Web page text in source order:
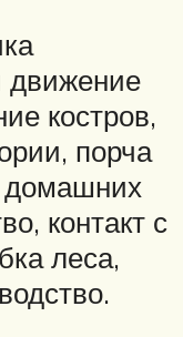
движение
костров,
порча
домашних
контакт с
леса,